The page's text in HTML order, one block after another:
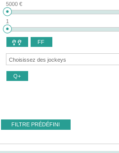
5000 €
1
 FF
Q+
FILTRE PRÉDÉFINI